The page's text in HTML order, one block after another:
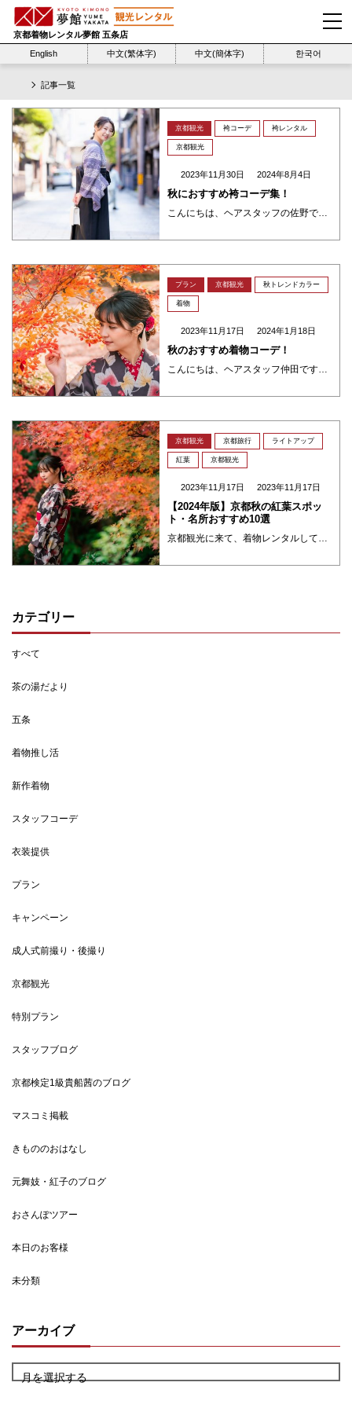
京都着物レンタル夢館 五条店
English
中文(繁体字) 中文(簡体字) 한국어
記事一覧
カテゴリー
すべて
茶の湯だより
五条
着物推し活
新作着物
スタッフコーデ
衣装提供
プラン
キャンペーン
成人式前撮り・後撮り
京都観光
特別プラン
スタッフブログ
京都検定1級貴船茜のブログ
マスコミ掲載
きもののおはなし
元舞妓・紅子のブログ
おさんぽツアー
本日のお客様
未分類
アーカイブ
月を選択する
京都観光 袴コーデ 袴レンタル
京都観光
2023年11月30日 2024年8月4日
秋におすすめ袴コーデ集！
こんにちは、ヘアスタッフの佐野です。今年の秋は紅葉で綺麗な京都を袴で観光してみましょう♪袴のおすすめコーディネートをご紹介いたします☺ 袴って？ 袴とは洋服でいうズボンにあたります。ロングスカートのような形状をしており、 ・・・
プラン 京都観光 秋トレンドカラー
着物
2023年11月17日 2024年1月18日
秋のおすすめ着物コーデ！
こんにちは、ヘアスタッフ仲田です。 葉っぱも色付き初めて気温も寒くなりましたね^^♪ 今回は秋におすすめの着物コーデを紹介します！！ 今年の秋トレンドカラー 今年の秋トレンドカラーはレッド、ダスティーピンク、ブラウン、グ ・・・
京都観光 京都旅行 ライトアップ
紅葉 京都観光
2023年11月17日 2023年11月17日
【2024年版】京都秋の紅葉スポッ
ト・名所おすすめ10選
京都観光に来て、着物レンタルして、紅葉を見るのにはどこにに行ったらいいのかと悩んでいる方が多いと思います、今回は、夢館五条店より交通機関で30分以内で行ける京都市内の人気のスポットをご紹介したいと思います。 清水寺（東山 ・・・